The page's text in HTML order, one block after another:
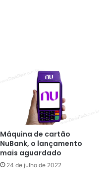
Máquina de cartão
NuBank, o lançamento
mais aguardado
24 de julho de 2022